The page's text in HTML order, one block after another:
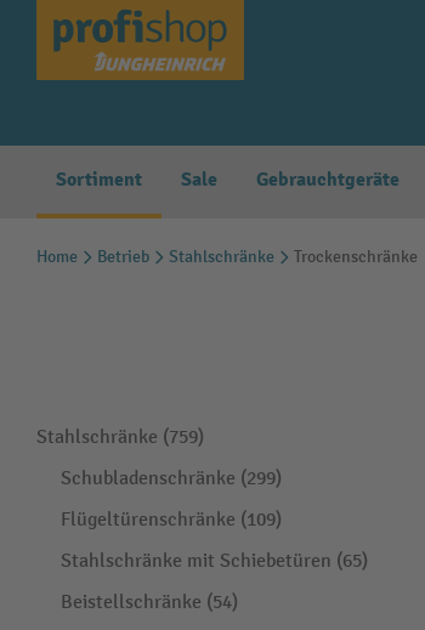
Zur Hauptnavigation springen
Sortiment Sale Gebrauchtgeräte
Home Betrieb Stahlschränke Trockenschränke
Stahlschränke (759)
Schubladenschränke (299)
Flügeltürenschränke (109)
Stahlschränke mit Schiebetüren (65)
Beistellschränke (54)